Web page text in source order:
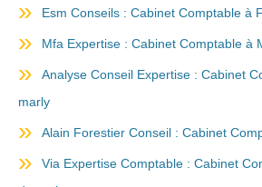
Esm Conseils : Cabinet Comptable à
Mfa Expertise : Cabinet Comptable à
Analyse Conseil Expertise : Cabinet
marly
Alain Forestier Conseil : Cabinet
Via Expertise Comptable : Cabinet